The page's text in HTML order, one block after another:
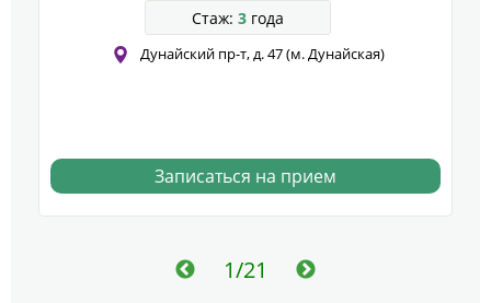
Стаж: 3года
Дунайский пр-т, д. 47 (м. Дунайская)
Записаться на прием
1/21